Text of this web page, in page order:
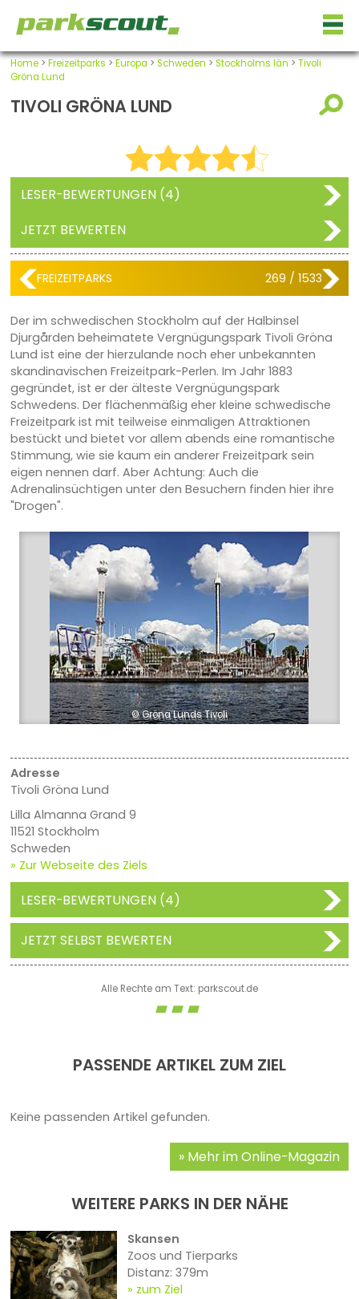
Home> Freizeitparks > Europa > Schweden > Stockholms län > Tivoli
Gröna Lund
TIVOLI GRÖNA LUND
LESER-BEWERTUNGEN (4)
JETZT BEWERTEN
FREIZEITPARKS 269 / 1533
Der im schwedischen Stockholm auf der Halbinsel
Djurgården beheimatete Vergnügungspark Tivoli Gröna
Lund ist eine der hierzulande noch eher unbekannten
skandinavischen Freizeitpark-Perlen. Im Jahr 1883
gegründet, ist er der älteste Vergnügungspark
Schwedens. Der flächenmäßig eher kleine schwedische
Freizeitpark ist mit teilweise einmaligen Attraktionen
bestückt und bietet vor allem abends eine romantische
Stimmung, wie sie kaum ein anderer Freizeitpark sein
eigen nennen darf. Aber Achtung: Auch die
Adrenalinsüchtigen unter den Besuchern finden hier ihre
"Drogen".
© Gröna Lunds Tivoli
Adresse
Tivoli Gröna Lund
Lilla Almanna Grand 9
11521 Stockholm
Schweden
» Zur Webseite des Ziels
LESER-BEWERTUNGEN (4)
JETZT SELBST BEWERTEN
Alle Rechte am Text: parkscout.de
PASSENDE ARTIKEL ZUM ZIEL
Keine passenden Artikel gefunden.
Mehr im Online-Magazin
WEITERE PARKS IN DER NÄHE
Skansen
Zoos und Tierparks
Distanz: 379m
zum Ziel